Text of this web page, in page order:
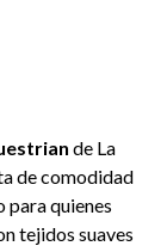
de La
de comodidad
para quienes
tejidos suaves